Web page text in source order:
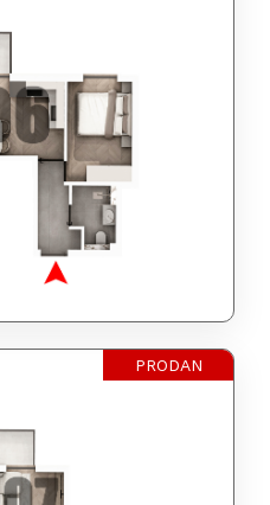
PRODAN